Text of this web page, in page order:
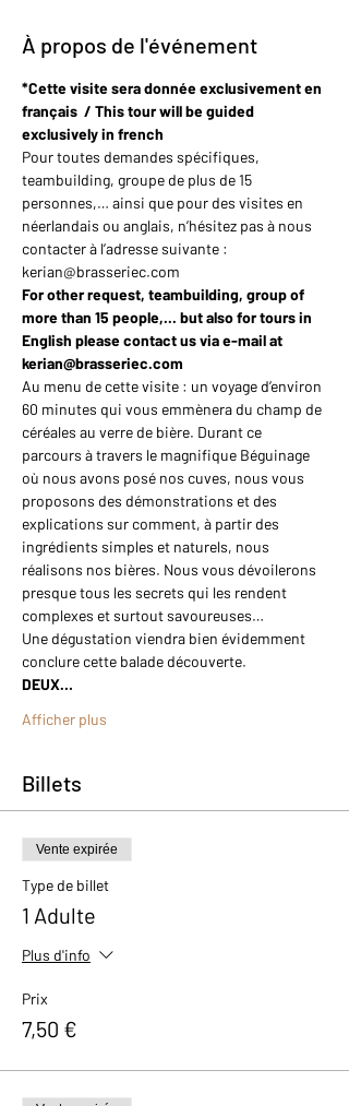
À propos de l'événement
*Cette visite sera donnée exclusivement en
français  / This tour will be guided
exclusively in french
Pour toutes demandes spécifiques,
teambuilding, groupe de plus de 15
personnes,… ainsi que pour des visites en
néerlandais ou anglais, n’hésitez pas à nous
contacter à l’adresse suivante :
kerian@brasseriec.com
For other request, teambuilding, group of
more than 15 people,... but also for tours in
English please contact us via e-mail at
kerian@brasseriec.com
Au menu de cette visite : un voyage d’environ
60 minutes qui vous emmènera du champ de
céréales au verre de bière. Durant ce
parcours à travers le magnifique Béguinage
où nous avons posé nos cuves, nous vous
proposons des démonstrations et des
explications sur comment, à partir des
ingrédients simples et naturels, nous
réalisons nos bières. Nous vous dévoilerons
presque tous les secrets qui les rendent
complexes et surtout savoureuses…
Une dégustation viendra bien évidemment
conclure cette balade découverte.
DEUX…
Afficher plus
Billets
Vente expirée
Type de billet
1 Adulte
Plus d'info
Prix
7,50 €